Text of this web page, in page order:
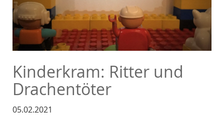
Kinderkram: Ritter und
Drachentöter
05.02.2021